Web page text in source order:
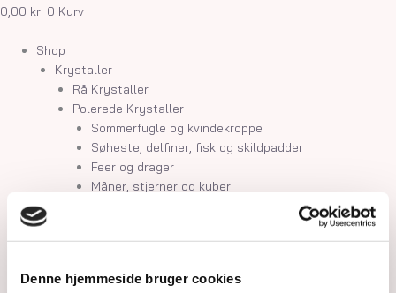
Denne hjemmeside bruger cookies
0,00 kr. 0 Kurv
Shop
Krystaller
Rå Krystaller
Polerede Krystaller
Sommerfugle og kvindekroppe
Søheste, delfiner, fisk og skildpadder
Feer og drager
Måner, stjerner og kuber
Lommesten
Tårne